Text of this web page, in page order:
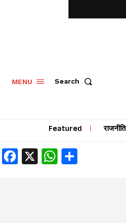
MENU Search
Featured राजनीति
Facebook
X WhatsApp